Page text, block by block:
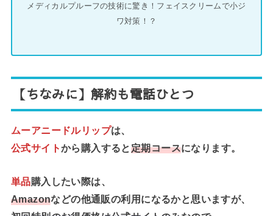
メディカルプルーフの技術に驚き！フェイスクリームで小ジ
ワ対策！？
【ちなみに】解約も電話ひとつ
ムーアニードルリップは、
公式サイトから購入すると定期コースになります。
単品購入したい際は、
Amazonなどの他通販の利用になるかと思いますが、